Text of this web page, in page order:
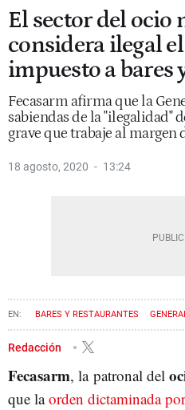
El sector del ocio
considera ilegal
impuesto a bares
Fecasarm afirma que la
sabiendas de la "ilegalidad"
grave que trabaje al margen
18 agosto, 2020 13:24
BARES Y RESTAURANTES
TSJC CORONAVIRUS
Redacción
Fecasarm, la patronal del
que laorden dictaminada